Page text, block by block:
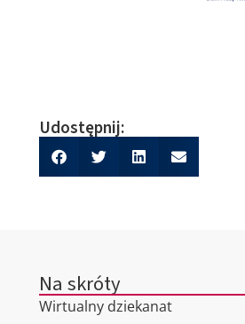
Udostępnij:
Na skróty
Wirtualny dziekanat